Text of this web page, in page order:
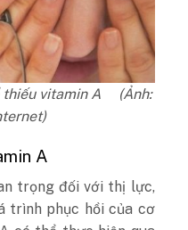
thiếu vitamin A (Ảnh:
A
trọng đối với thị lực,
trình phục hồi của cơ